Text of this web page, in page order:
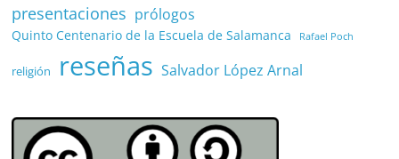
presentaciones prólogos
Quinto Centenario de la Escuela de Salamanca Rafael Poch
religión reseñas Salvador López Arnal